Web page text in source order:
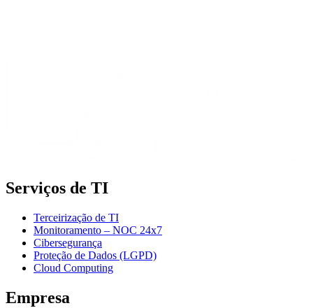
Serviços de TI
Terceirização de TI
Monitoramento – NOC 24x7
Cibersegurança
Proteção de Dados (LGPD)
Cloud Computing
Empresa